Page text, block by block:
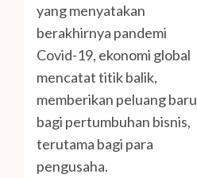
yang menyatakan
berakhirnya pandemi
Covid-19, ekonomi global
mencatat titik balik,
memberikan peluang baru
bagi pertumbuhan bisnis,
terutama bagi para
pengusaha.